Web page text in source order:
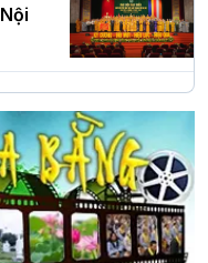
Thủ
lại